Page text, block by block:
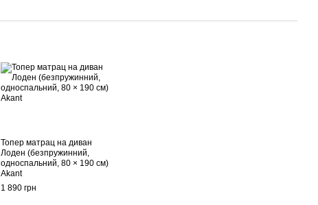
Топер матрац на диван
Лоден (безпружинний,
односпальний, 80 × 190 см)
Akant
1 890 грн